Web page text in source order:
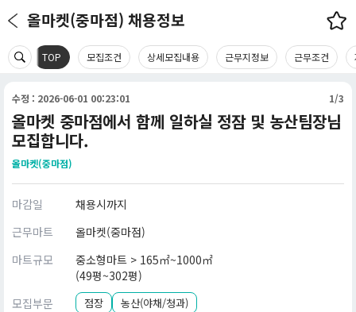
올마켓(중마점) 채용정보
TOP 모집조건 상세모집내용 근무지정보 근무조건
수정 : 2026-06-01 00:23:01 1/3
올마켓 중마점에서 함께 일하실 정잠 및 농산팀장님
모집합니다.
올마켓(중마점)
마감일
채용시까지
근무마트
올마켓(중마점)
마트규모
중소형마트 > 165㎡~1000㎡
(49평~302평)
모집부문
점장 농산(야채/청과)